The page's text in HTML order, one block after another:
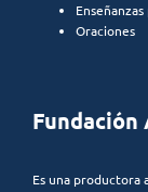
Oraciones
Fundación
Es una productora